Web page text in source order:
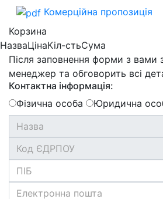
Комерційна пропозиція
Корзина
НазваЦінаКіл-стьСума
Після заповнення форми з вами
менеджер та обговорить всі
Контактна інформація:
Фізична особа
Юридична